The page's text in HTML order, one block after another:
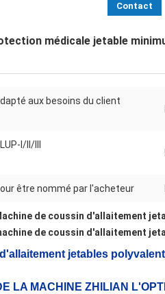
Contact
médicale jetable
aux besoins du client
I/II/III
être nommé par l'acheteur
de coussin d'allaitement
de coussin d'allaitement
jetables
LA MACHINE ZHILIAN